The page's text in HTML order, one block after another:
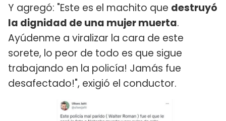
Y agregó: "Este es el machito que destruyó
la dignidad de una mujer muerta.
Ayúdenme a viralizar la cara de este
sorete, lo peor de todo es que sigue
trabajando en la policía! Jamás fue
desafectado!", exigió el conductor.